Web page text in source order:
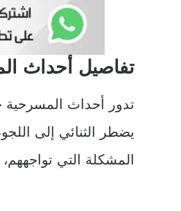
تفاصيل أحداث
تدور أحداث المسرحية
يضطر الثنائي إلى
المشكلة التي